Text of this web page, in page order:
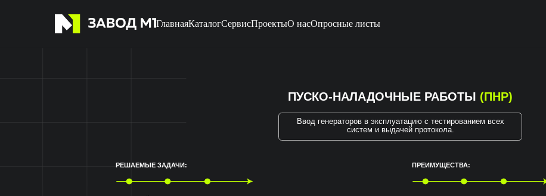
ГлавнаяКаталогСервисПроектыО насОпросные листы
Настройка оборудования согласно требованиям производителя
Соблюдение всех норм безопасности и стандартов
систем и выдачей протокола.